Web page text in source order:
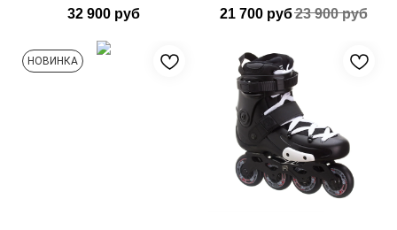
32 900 руб
39-40 41-42 43-44
21 700 руб23 900 руб
35 36 38
39 40
43 44
47
НОВИНКА